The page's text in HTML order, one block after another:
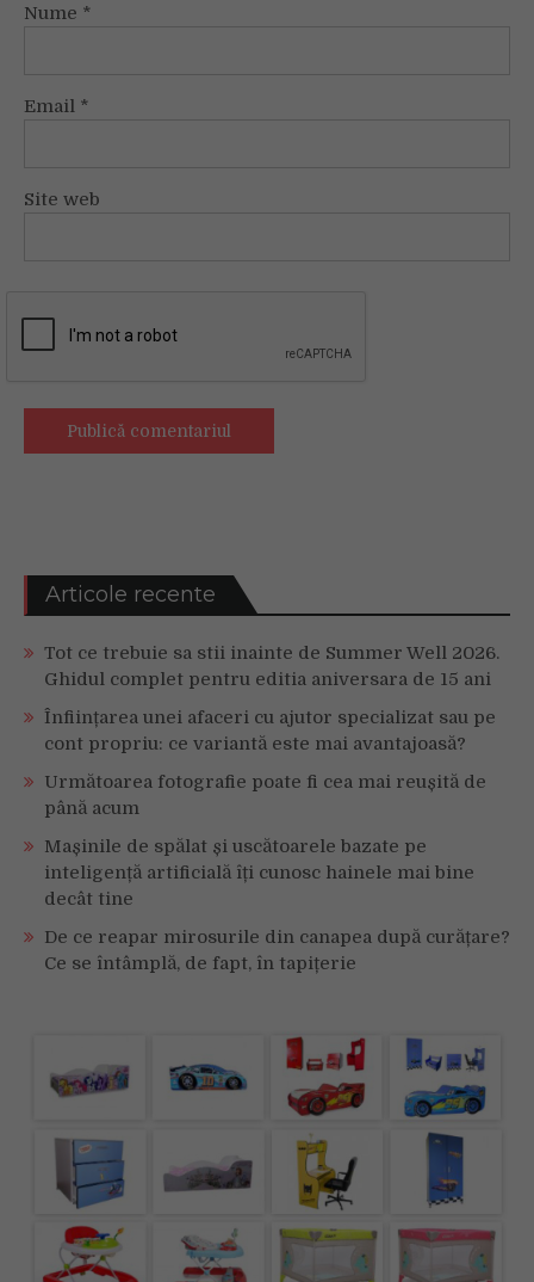
Nume *
Email *
Site web
Articole recente
Tot ce trebuie sa stii inainte de Summer Well 2026.
Ghidul complet pentru editia aniversara de 15 ani
Înființarea unei afaceri cu ajutor specializat sau pe
cont propriu: ce variantă este mai avantajoasă?
Următoarea fotografie poate fi cea mai reușită de
până acum
Mașinile de spălat și uscătoarele bazate pe
inteligență artificială îți cunosc hainele mai bine
decât tine
De ce reapar mirosurile din canapea după curățare?
Ce se întâmplă, de fapt, în tapițerie